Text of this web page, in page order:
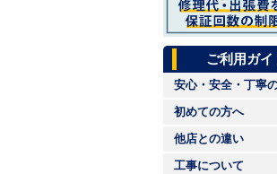
ご利用ガイ
安心・安全・丁寧
初めての方へ
他店との違い
工事について